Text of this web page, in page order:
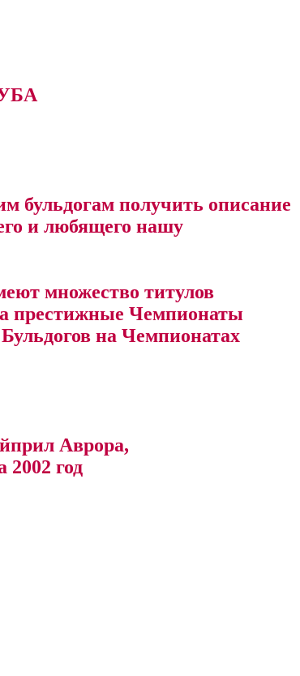
бульдогам получить описание
и любящего нашу
множество титулов
престижные Чемпионаты
на Чемпионатах
Аврора,
год